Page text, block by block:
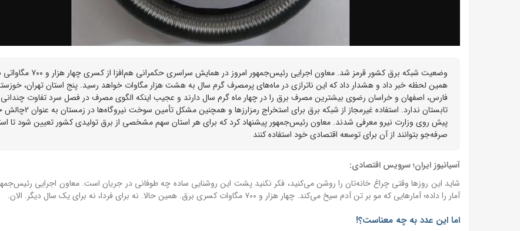
وضعیت شبکه برق کشور قرمز شد. معاون اجرایی رئیس‌جمهور امروز در همایش
همین لحظه خبر داد و هشدار داد که این ناترازی در ماه‌های پرمصرف گرم سال به هشت هزار مگاوات خواهد رسید. پنج استان تهران،
فارس، اصفهان و خراسان رضوی بیشترین مصرف برق را در چهار ماه گرم سال دارند و عجیب اینکه الگوی مصرف در فصل سرد تفاوت چندانی
تابستان ندارد. استفاده غیرمجاز از شبکه برق برای استخراج رمزارزها و
پیش روی وزارت نیرو معرفی شدند. معاون رئیس‌جمهور پیشنهاد کرد که برای هر استان سهم مشخصی از برق تولیدی کشور تعیین شود تا
صرفه‌جو بتوانند از آن برای توسعه اقتصادی خود استفاده کنند
آسیانیوز ایران؛ سرویس اقتصادی:
شاید این روزها وقتی چراغ خانه‌تان را روشن می‌کنید، فکر نکنید پشت این روشنایی ساده چه طوفانی در جریان است. معاون اجرایی
آمار را داده؛ آمارهایی که مو بر تن آدم سیخ می‌کند. چهار هزار و ۷۰۰ مگاوات کسری برق. همین حالا. نه برای فردا، نه برای یک سال دیگر. الان.
اما این عدد به چه معناست؟!